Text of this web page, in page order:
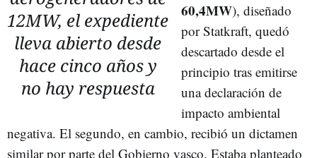
12MW, el expediente
lleva abierto desde
hace cinco años y
no hay respuesta
60,4MW), diseñado
por Statkraft, quedó
descartado desde el
principio tras emitirse
una declaración de
impacto ambiental
negativa. El segundo, en cambio, recibió un dictamen
similar por parte del Gobierno vasco. Estaba planteado